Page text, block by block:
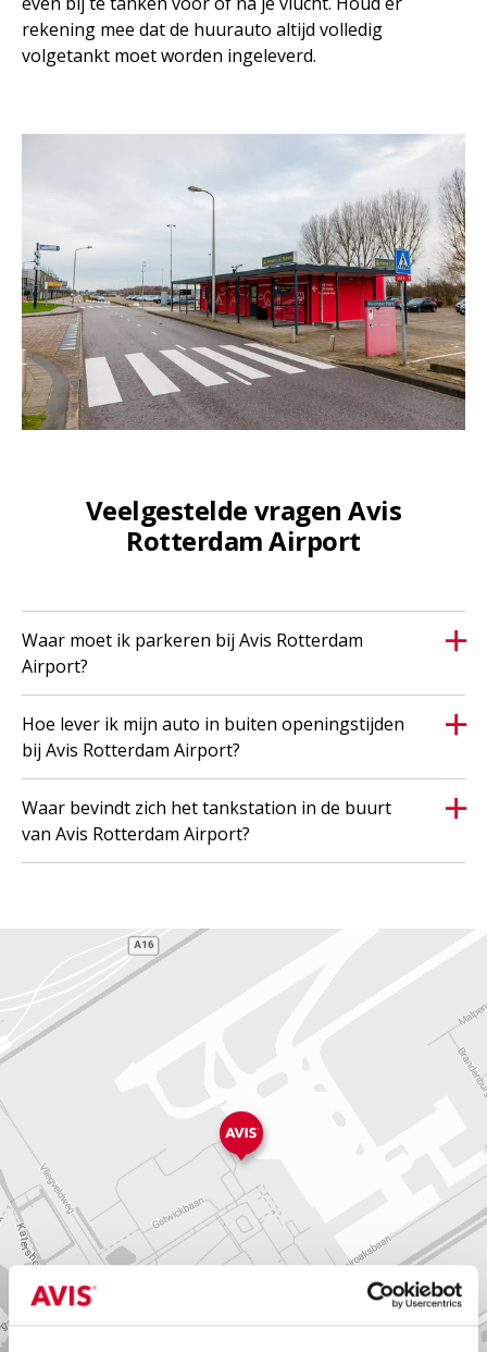
rekening mee dat de huurauto altijd volledig
volgetankt moet worden ingeleverd.
Veelgestelde vragen Avis
Rotterdam Airport
Waar moet ik parkeren bij Avis Rotterdam
Airport?
Hoe lever ik mijn auto in buiten openingstijden
bij Avis Rotterdam Airport?
Waar bevindt zich het tankstation in de buurt
van Avis Rotterdam Airport?